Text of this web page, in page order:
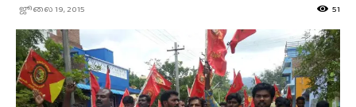
ஜூலை 19, 2015 51